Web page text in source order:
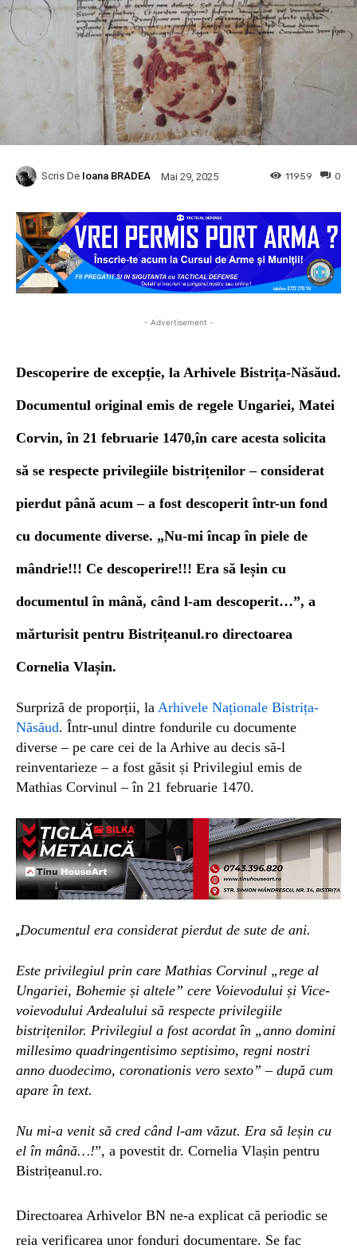
Scris De Ioana BRADEA Mai 29, 2025 0
11959
- Advertisement -
Descoperire de excepție, la Arhivele Bistrița-Năsăud.
Documentul original emis de regele Ungariei, Matei
Corvin, în 21 februarie 1470,în care acesta solicita
să se respecte privilegiile bistrițenilor – considerat
pierdut până acum – a fost descoperit într-un fond
cu documente diverse. „Nu-mi încap în piele de
mândrie!!! Ce descoperire!!! Era să leșin cu
documentul în mână, când l-am descoperit…”, a
mărturisit pentru Bistrițeanul.ro directoarea
Cornelia Vlașin.
Surpriză de proporții, la Arhivele Naționale Bistrița-
Năsăud. Într-unul dintre fondurile cu documente
diverse – pe care cei de la Arhive au decis să-l
reinventarieze – a fost găsit și Privilegiul emis de
Mathias Corvinul – în 21 februarie 1470.
„Documentul era considerat pierdut de sute de ani.
Este privilegiul prin care Mathias Corvinul „ rege al
Ungariei, Bohemie și altele” cere Voievodului și Vice-
voievodului Ardealului să respecte privilegiile
bistrițenilor. Privilegiul a fost acordat în „anno domini
millesimo quadringentisimo septisimo, regni nostri
anno duodecimo, coronationis vero sexto” – după cum
apare în text.
Nu mi-a venit să cred când l-am văzut. Era să leșin cu
el în mână…!”, a povestit dr. Cornelia Vlașin pentru
Bistrițeanul.ro.
Directoarea Arhivelor BN ne-a explicat că periodic se
reia verificarea unor fonduri documentare. Se fac